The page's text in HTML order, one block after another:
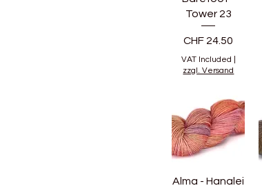
Tower 23
Price
CHF 24.50
VAT Included
zzgl. Versand
Alma - Hanalei